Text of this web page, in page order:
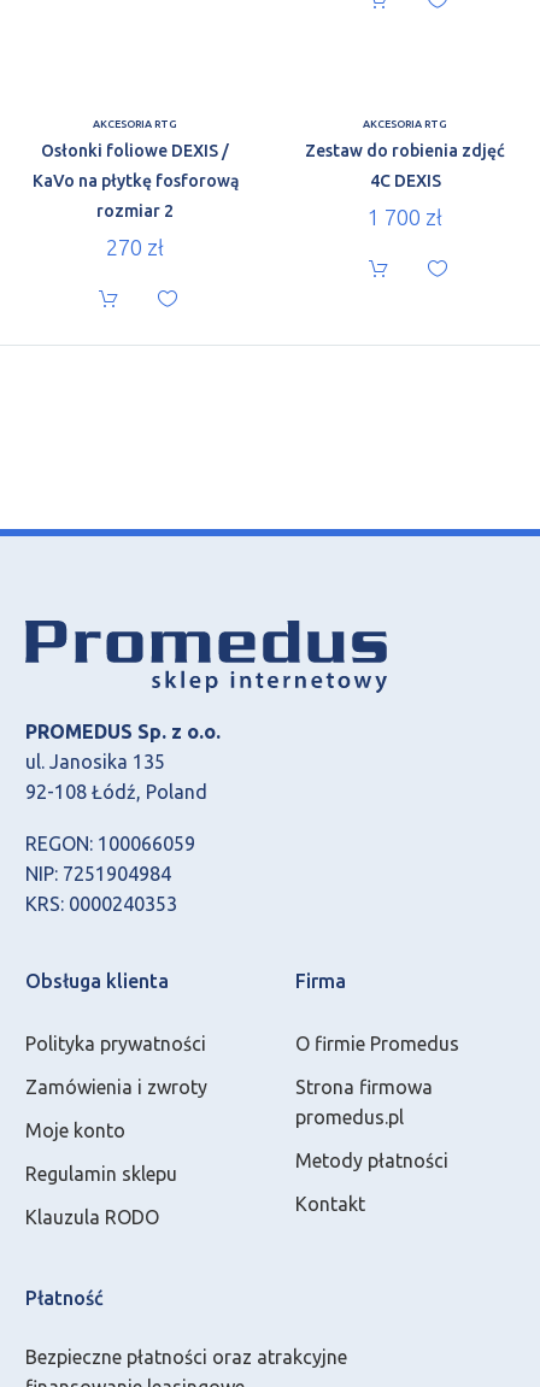
AKCESORIA RTG
Osłonki foliowe DEXIS /
KaVo na płytkę fosforową
rozmiar 2
270 zł
AKCESORIA RTG
Zestaw do robienia zdjęć
4C DEXIS
1 700 zł
PROMEDUS Sp. z o.o.
ul. Janosika 135
92-108 Łódź, Poland
REGON: 100066059
NIP: 7251904984
KRS: 0000240353
Obsługa klienta
Polityka prywatności
Zamówienia i zwroty
Moje konto
Regulamin sklepu
Klauzula RODO
Firma
O firmie Promedus
Strona firmowa
promedus.pl
Metody płatności
Kontakt
Płatność
Bezpieczne płatności oraz atrakcyjne